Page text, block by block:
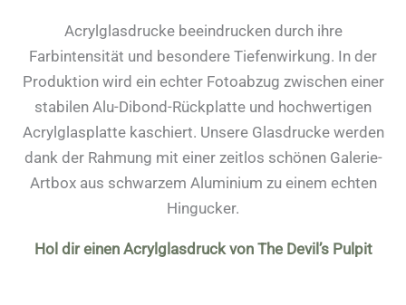
Acrylglasdrucke beeindrucken durch ihre
Farbintensität und besondere Tiefenwirkung. In der
Produktion wird ein echter Fotoabzug zwischen einer
stabilen Alu-Dibond-Rückplatte und hochwertigen
Acrylglasplatte kaschiert. Unsere Glasdrucke werden
dank der Rahmung mit einer zeitlos schönen Galerie-
Artbox aus schwarzem Aluminium zu einem echten
Hingucker.
Hol dir einen Acrylglasdruck von The Devil’s Pulpit